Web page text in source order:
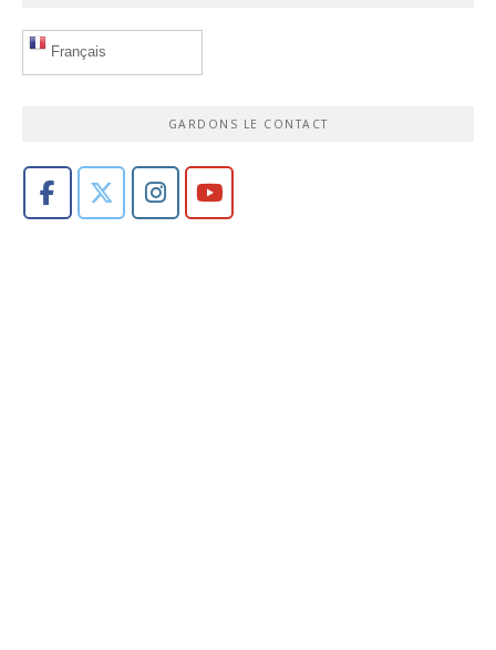
Français
GARDONS LE CONTACT